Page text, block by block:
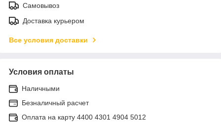
Самовывоз
Доставка курьером
Все условия доставки
Условия оплаты
Наличными
Безналичный расчет
Оплата на карту 4400 4301 4904 5012